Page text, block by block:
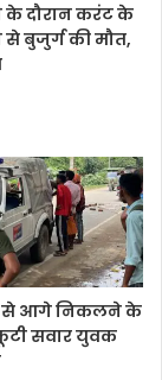
के दौरान करंट के
बुजुर्ग की मौत,
से आगे निकलने के
सवार युवक